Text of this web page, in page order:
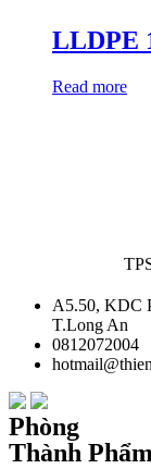
LLDPE
Read more
A5.50, KDC
T.Long An
0812072004
Phòng
Thành